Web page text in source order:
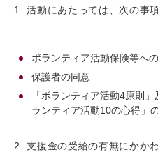
1. 活動にあたっては、次の事
ボランティア活動保険等へ
保護者の同意
「ボランティア活動4原則
ランティア活動10の心得」
2. 支援金の受給の有無にかか